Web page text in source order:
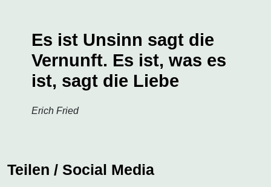
Es ist Unsinn sagt die
Vernunft. Es ist, was es
ist, sagt die Liebe
Erich Fried
Teilen / Social Media